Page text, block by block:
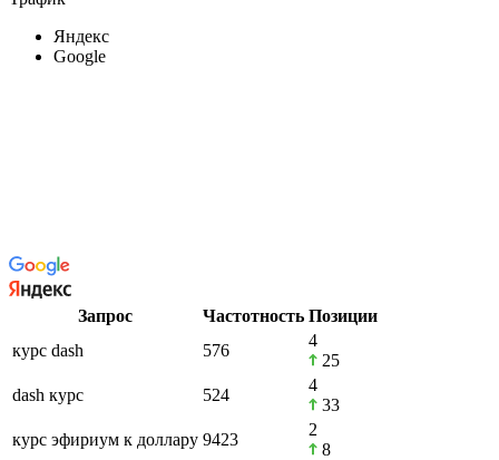
Яндекс
Google
Запрос Частотность Позиции
курс dash
576
4
25
dash курс
524
4
33
курс эфириум к доллару 9423
2
8